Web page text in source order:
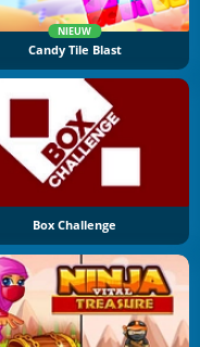
NIEUW
Candy Tile Blast
Box Challenge